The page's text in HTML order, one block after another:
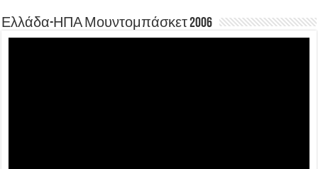
Ελλάδα-ΗΠΑ Μουντομπάσκετ 2006